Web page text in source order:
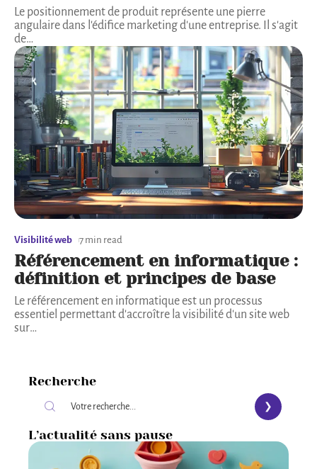
Le positionnement de produit représente une pierre
angulaire dans l'édifice marketing d'une entreprise. Il s'agit
de…
Visibilité web 7 min read
Référencement en informatique :
définition et principes de base
Le référencement en informatique est un processus
essentiel permettant d'accroître la visibilité d'un site web
sur…
Recherche
L’actualité sans pause